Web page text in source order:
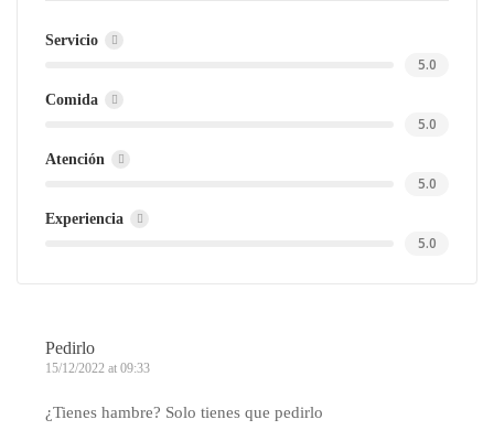
Servicio
5.0
Comida
5.0
Atención
5.0
Experiencia
5.0
Pedirlo
15/12/2022 at 09:33
¿Tienes hambre? Solo tienes que pedirlo